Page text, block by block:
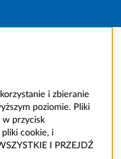
i zbieranie
poziomie. Pliki
w przycisk
cookie, i
I PRZEJDŹ